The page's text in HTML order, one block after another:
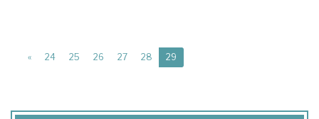
« 24 25 26 27 28 29